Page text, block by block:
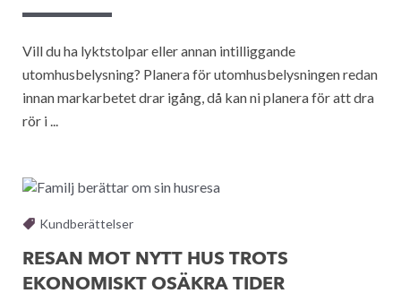
Vill du ha lyktstolpar eller annan intilliggande
utomhusbelysning? Planera för utomhusbelysningen redan
innan markarbetet drar igång, då kan ni planera för att dra
rör i ...
Kundberättelser
RESAN MOT NYTT HUS TROTS
EKONOMISKT OSÄKRA TIDER